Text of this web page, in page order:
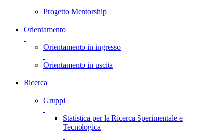
Progetto Mentorship
Orientamento
Orientamento in ingresso
Orientamento in uscita
Ricerca
Gruppi
Statistica per la Ricerca Sperimentale e
Tecnologica